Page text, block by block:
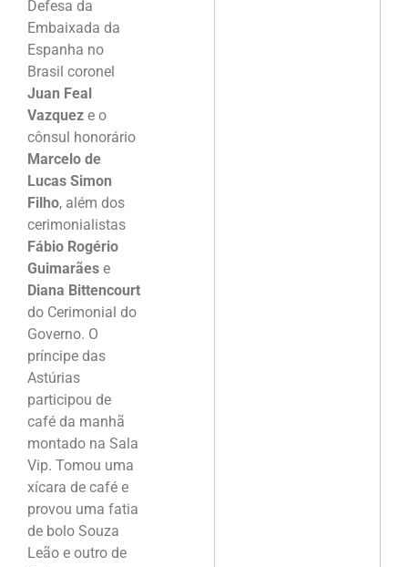
Defesa da
Embaixada da
Espanha no
Brasil coronel
Juan Feal
Vazquez e o
cônsul honorário
Marcelo de
Lucas Simon
Filho, além dos
cerimonialistas
Fábio Rogério
Guimarães e
Diana Bittencourt
do Cerimonial do
Governo. O
príncipe das
Astúrias
participou de
café da manhã
montado na Sala
Vip. Tomou uma
xícara de café e
provou uma fatia
de bolo Souza
Leão e outro de